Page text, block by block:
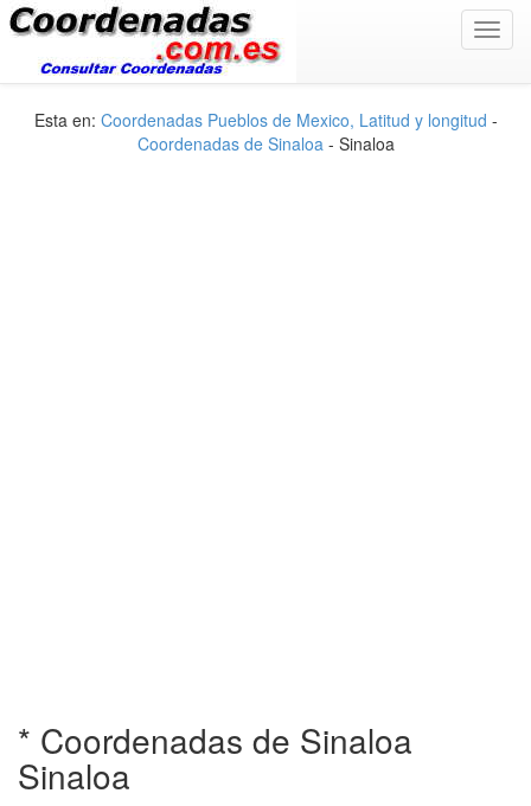
Esta en: Coordenadas Pueblos de Mexico, Latitud y longitud -
Coordenadas de Sinaloa- Sinaloa
* Coordenadas de Sinaloa
Sinaloa